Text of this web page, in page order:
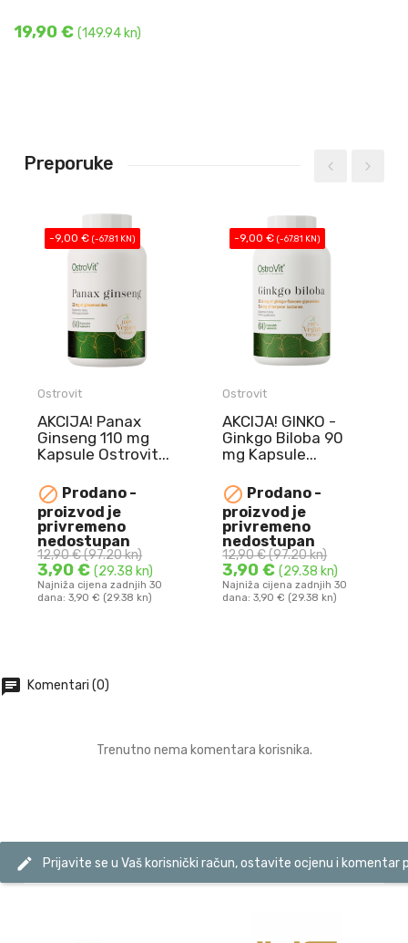
19,90 € (149.94 kn)
Preporuke
-9,00 €(-67.81 KN)
Ostrovit
AKCIJA! Panax
Ginseng 110 mg
Kapsule Ostrovit...
 Prodano -
proizvod je
privremeno
nedostupan
12,90 €(97.20 kn)
3,90 €(29.38 kn)
Najniža cijena zadnjih 30
dana: 3,90 € (29.38 kn)
NAJBOLJE
UPOTRIJEBITI DO
10.08.2026.
Panax Ginseng 110
mg Kapsule Ostrovit ...
-9,00 €(-67.81 KN)
Ostrovit
AKCIJA! GINKO -
Ginkgo Biloba 90
mg Kapsule...
 Prodano -
proizvod je
privremeno
nedostupan
12,90 €(97.20 kn)
3,90 €(29.38 kn)
Najniža cijena zadnjih 30
dana: 3,90 € (29.38 kn)
NAJBOLJE
UPOTRIJEBITI DO
10.08.2026.
GINKO - Ginkgo
Biloba 90 mg Kapsule ...
chat Komentari (0)
Trenutno nema komentara korisnika.
edit Prijavite se u Vaš korisnički račun, ostavite ocjenu i komentar